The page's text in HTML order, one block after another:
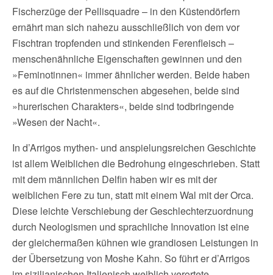
Fischerzüge der Pellisquadre – in den Küstendörfern
ernährt man sich nahezu ausschließlich von dem vor
Fischtran tropfenden und stinkenden Ferenfleisch –
menschenähnliche Eigenschaften gewinnen und den
»Feminotinnen« immer ähnlicher werden. Beide haben
es auf die Christenmenschen abgesehen, beide sind
»hurerischen Charakters«, beide sind todbringende
»Wesen der Nacht«.
In d’Arrigos mythen- und anspielungsreichen Geschichte
ist allem Weiblichen die Bedrohung eingeschrieben. Statt
mit dem männlichen Delfin haben wir es mit der
weiblichen Fere zu tun, statt mit einem Wal mit der Orca.
Diese leichte Verschiebung der Geschlechterzuordnung
durch Neologismen und sprachliche Innovation ist eine
der gleichermaßen kühnen wie grandiosen Leistungen in
der Übersetzung von Moshe Kahn. So führt er d’Arrigos